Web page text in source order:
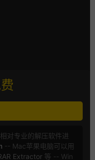
对专业的解压软件进
-- Mac苹果电脑可以用
Extractor 等 -- Win